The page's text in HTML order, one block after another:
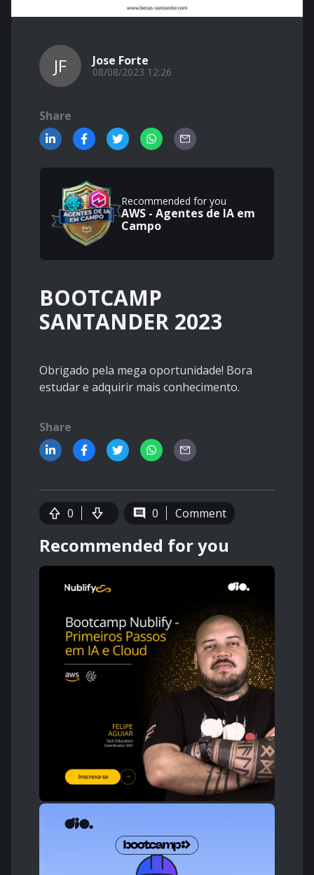
JF Jose Forte
08/08/2023 12:26
Share
Recommended for you
AWS - Agentes de IA em
Campo
BOOTCAMP
SANTANDER 2023
Obrigado pela mega oportunidade! Bora
estudar e adquirir mais conhecimento.
Share
0 0 Comment
Recommended for you